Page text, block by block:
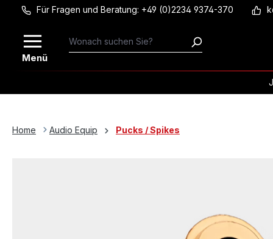
Zum Hauptinhalt springen
Für Fragen und Beratung: +49 (0)2234 9374-370
Menü
Home Audio Equip Pucks / Spikes